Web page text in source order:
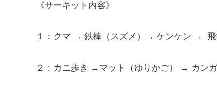
《サーキット内容》
１：クマ → 鉄棒（スズメ）→ ケンケン → 飛
２：カニ歩き →マット（ゆりかご） → カン